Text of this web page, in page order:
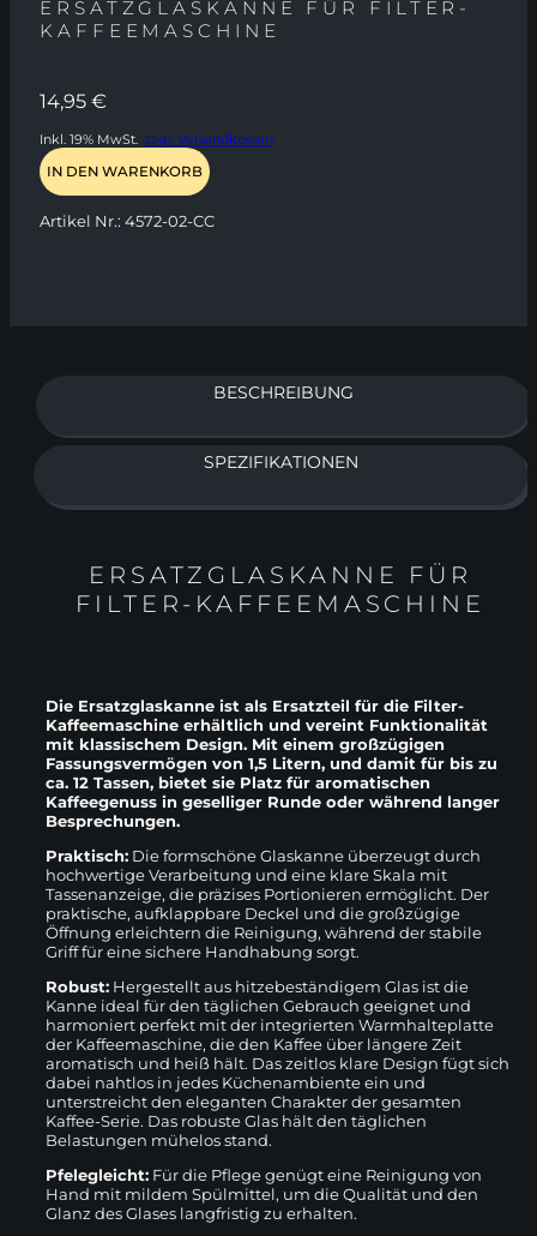
ERSATZGLASKANNE FÜR FILTER-
KAFFEEMASCHINE
14,95 €
Inkl. 19% MwSt. zzgl. Versandkosten
IN DEN WARENKORB
Artikel Nr.: 4572-02-CC
BESCHREIBUNG
SPEZIFIKATIONEN
ERSATZGLASKANNE FÜR
FILTER-KAFFEEMASCHINE
Die Ersatzglaskanne ist als Ersatzteil für die Filter-
Kaffeemaschine erhältlich und vereint Funktionalität
mit klassischem Design. Mit einem großzügigen
Fassungsvermögen von 1,5 Litern, und damit für bis zu
ca. 12 Tassen, bietet sie Platz für aromatischen
Kaffeegenuss in geselliger Runde oder während langer
Besprechungen.
Praktisch: Die formschöne Glaskanne überzeugt durch
hochwertige Verarbeitung und eine klare Skala mit
Tassenanzeige, die präzises Portionieren ermöglicht. Der
praktische, aufklappbare Deckel und die großzügige
Öffnung erleichtern die Reinigung, während der stabile
Griff für eine sichere Handhabung sorgt.
Robust: Hergestellt aus hitzebeständigem Glas ist die
Kanne ideal für den täglichen Gebrauch geeignet und
harmoniert perfekt mit der integrierten Warmhalteplatte
der Kaffeemaschine, die den Kaffee über längere Zeit
aromatisch und heiß hält. Das zeitlos klare Design fügt sich
dabei nahtlos in jedes Küchenambiente ein und
unterstreicht den eleganten Charakter der gesamten
Kaffee-Serie. Das robuste Glas hält den täglichen
Belastungen mühelos stand.
Pfelegleicht: Für die Pflege genügt eine Reinigung von
Hand mit mildem Spülmittel, um die Qualität und den
Glanz des Glases langfristig zu erhalten.